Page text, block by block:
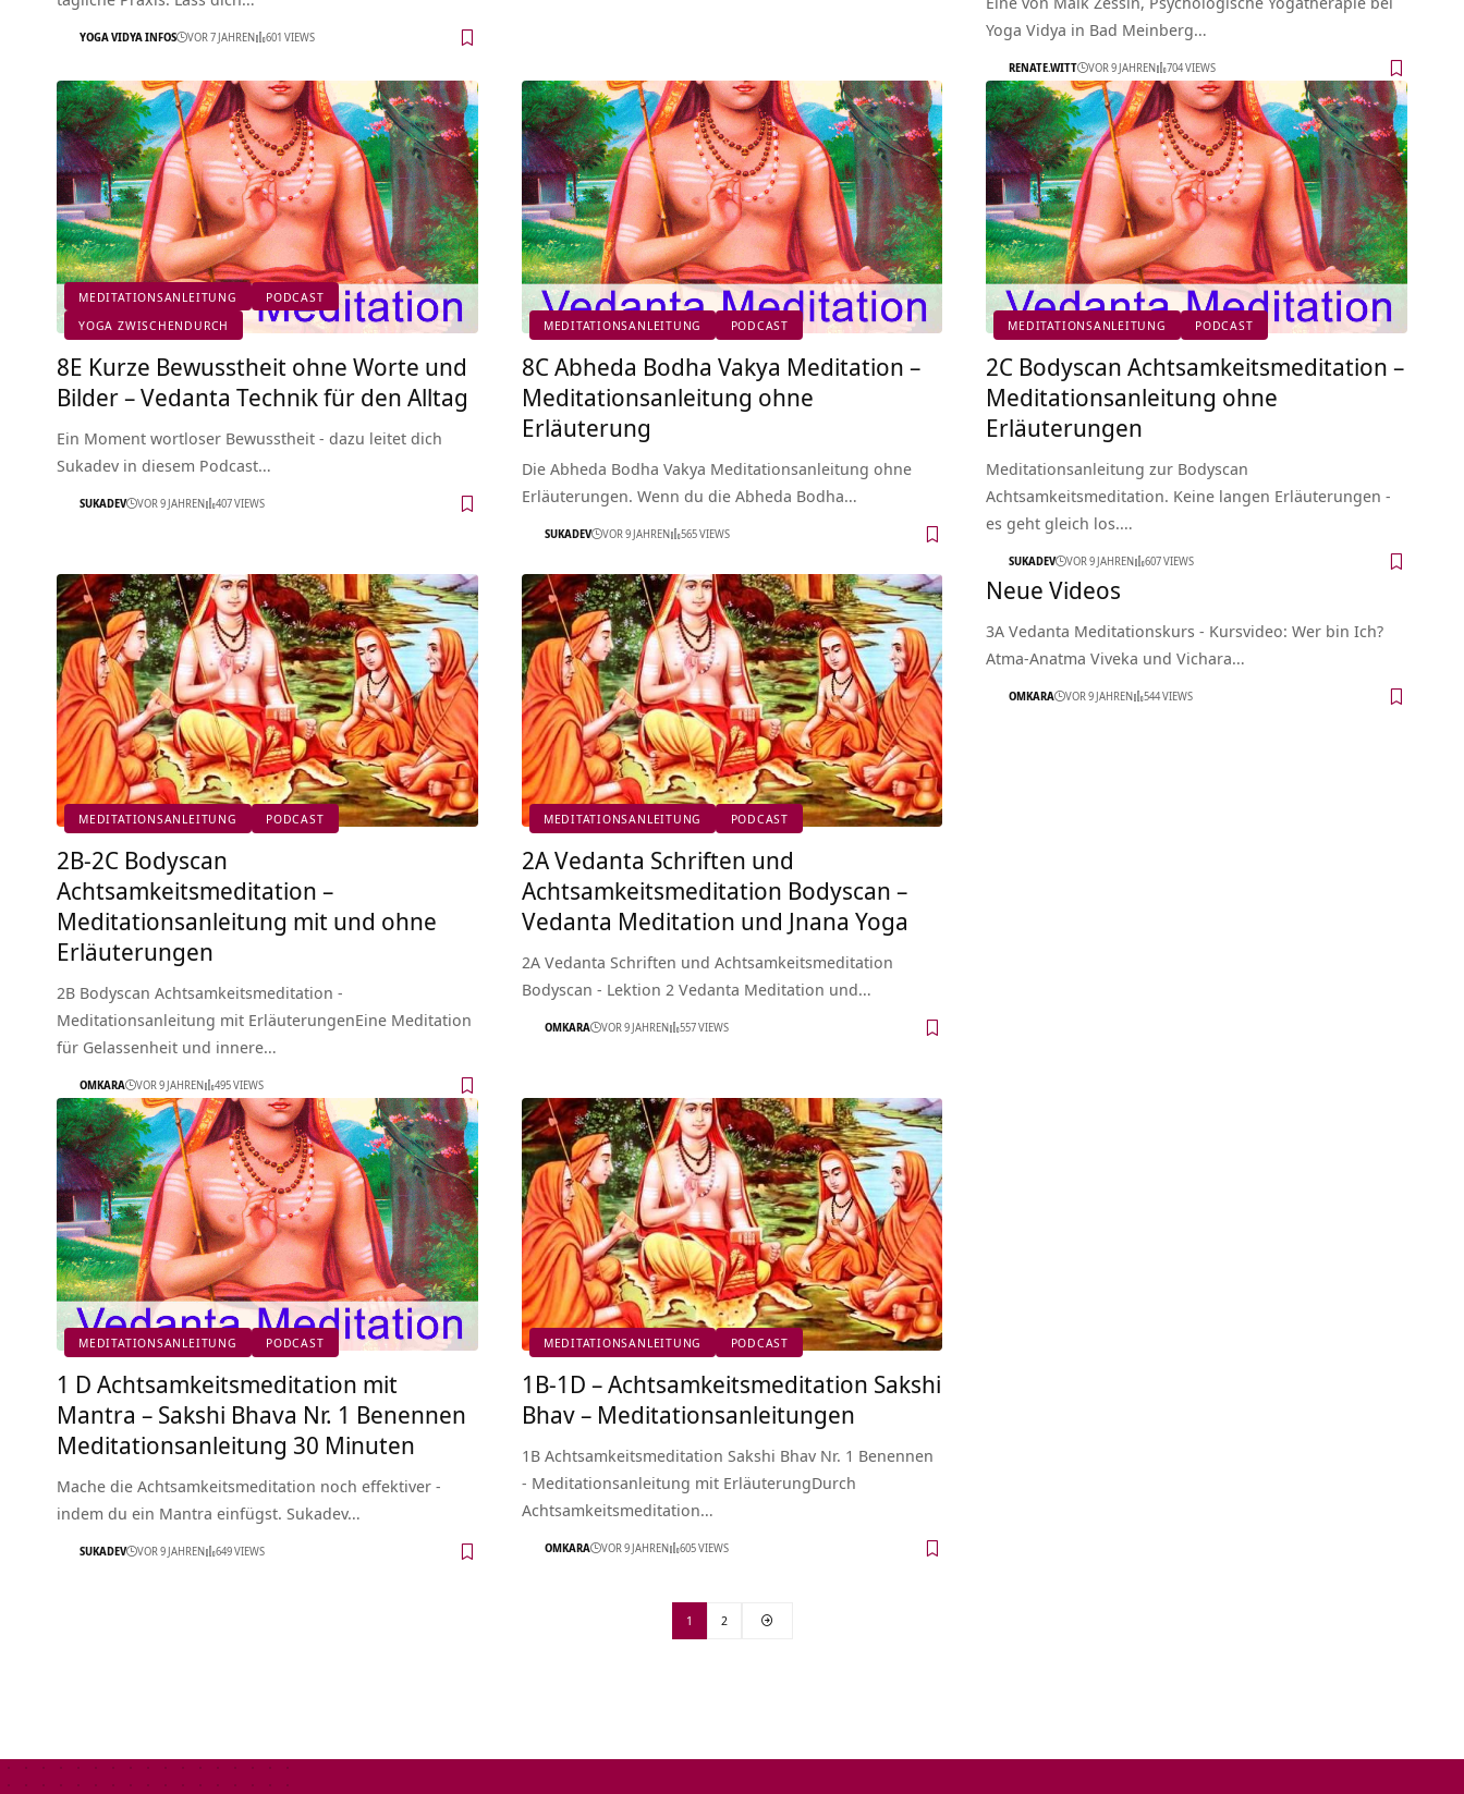
YOGA VIDYA INFOS VOR 7 JAHREN 601 VIEWS
Yoga Vidya in Bad Meinberg…
RENATE.WITT VOR 9 JAHREN 704 VIEWS
MEDITATIONSANLEITUNG
PODCAST
YOGA ZWISCHENDURCH
8E Kurze Bewusstheit ohne Worte und
Bilder – Vedanta Technik für den Alltag
Ein Moment wortloser Bewusstheit - dazu leitet dich
Sukadev in diesem Podcast…
SUKADEV VOR 9 JAHREN 407 VIEWS
MEDITATIONSANLEITUNG PODCAST
8C Abheda Bodha Vakya Meditation –
Meditationsanleitung ohne
Erläuterung
Die Abheda Bodha Vakya Meditationsanleitung ohne
Erläuterungen. Wenn du die Abheda Bodha…
SUKADEV VOR 9 JAHREN 565 VIEWS
MEDITATIONSANLEITUNG PODCAST
2C Bodyscan Achtsamkeitsmeditation –
Meditationsanleitung ohne
Erläuterungen
Meditationsanleitung zur Bodyscan
Achtsamkeitsmeditation. Keine langen Erläuterungen -
es geht gleich los.…
SUKADEV VOR 9 JAHREN 607 VIEWS
MEDITATIONSANLEITUNG PODCAST
2B-2C Bodyscan
Achtsamkeitsmeditation –
Meditationsanleitung mit und ohne
Erläuterungen
2B Bodyscan Achtsamkeitsmeditation -
Meditationsanleitung mit ErläuterungenEine Meditation
für Gelassenheit und innere…
OMKARA VOR 9 JAHREN 495 VIEWS
MEDITATIONSANLEITUNG PODCAST
2A Vedanta Schriften und
Achtsamkeitsmeditation Bodyscan –
Vedanta Meditation und Jnana Yoga
2A Vedanta Schriften und Achtsamkeitsmeditation
Bodyscan - Lektion 2 Vedanta Meditation und…
OMKARA VOR 9 JAHREN 557 VIEWS
Neue Videos
3A Vedanta Meditationskurs - Kursvideo: Wer bin Ich?
Atma-Anatma Viveka und Vichara…
OMKARA VOR 9 JAHREN 544 VIEWS
MEDITATIONSANLEITUNG PODCAST
1 D Achtsamkeitsmeditation mit
Mantra – Sakshi Bhava Nr. 1 Benennen
Meditationsanleitung 30 Minuten
Mache die Achtsamkeitsmeditation noch effektiver -
indem du ein Mantra einfügst. Sukadev…
SUKADEV VOR 9 JAHREN 649 VIEWS
MEDITATIONSANLEITUNG PODCAST
1B-1D – Achtsamkeitsmeditation Sakshi
Bhav – Meditationsanleitungen
1B Achtsamkeitsmeditation Sakshi Bhav Nr. 1 Benennen
- Meditationsanleitung mit ErläuterungDurch
Achtsamkeitsmeditation…
OMKARA VOR 9 JAHREN 605 VIEWS
1 2